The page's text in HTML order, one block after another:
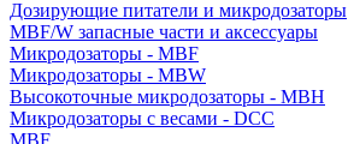
Дозирующие питатели и микродозаторы
MBF/W запасные части и аксессуары
Микродозаторы - MBF
Микродозаторы - MBW
Высокоточные микродозаторы - MBH
Микродозаторы с весами - DCC
MBF